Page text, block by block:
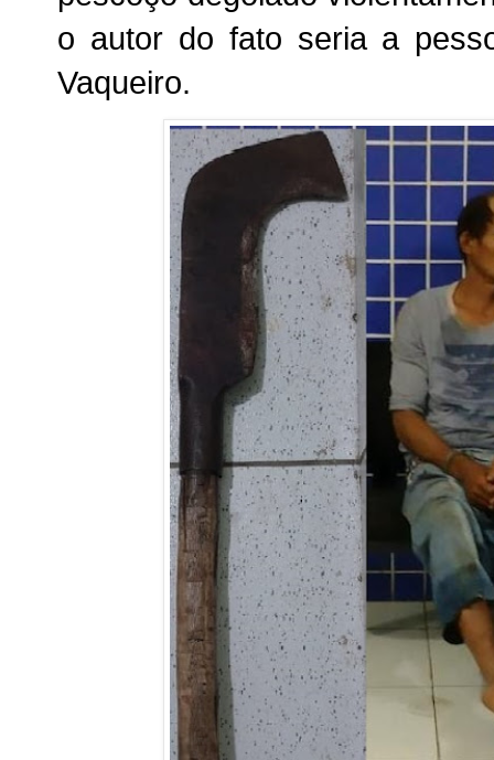
o autor do fato seria a
Vaqueiro.